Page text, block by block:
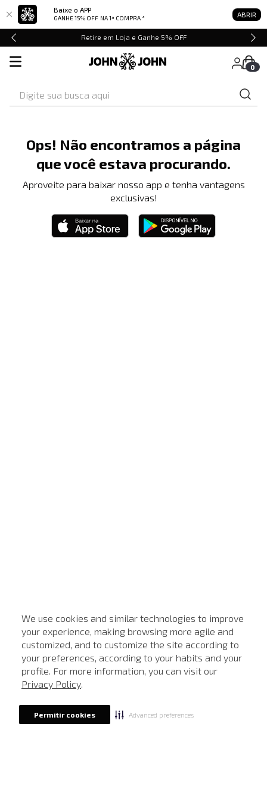
Baixe o APP
GANHE 15% OFF NA 1ª COMPRA * ABRIR
We use cookies and similar technologies to improve
your experience, making browsing more agile and
customized, and to customize the site according to
your preferences, according to your habits and your
profile. For more information, you can visit our
Privacy Policy.
Permitir cookies Advanced preferences
Retire em Loja e Ganhe 5% OFF
0
Ops! Não encontramos a página
que você estava procurando.
Aproveite para baixar nosso app e tenha vantagens
exclusivas!